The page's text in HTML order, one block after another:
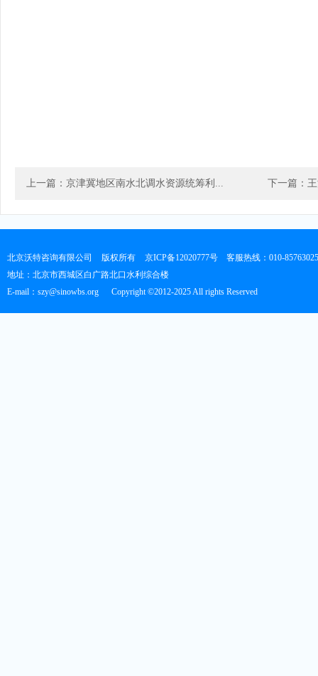
上一篇：京津冀地区南水北调水资源统筹利... 下一篇：
北京沃特咨询有限公司 版权所有 京ICP备12020777号 客服热线：010-85763025
地址：北京市西城区白广路北口水利综合楼
E-mail：szy@sinowbs.org
Copyright ©2012-2025 All rights Reserved